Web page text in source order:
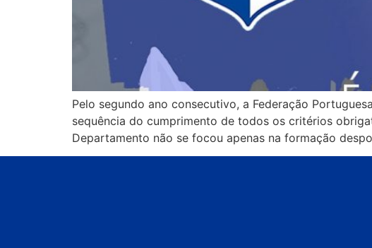
Pelo segundo ano consecutivo, a Federação
sequência do cumprimento de todos os critérios
Departamento não se focou apenas na formação